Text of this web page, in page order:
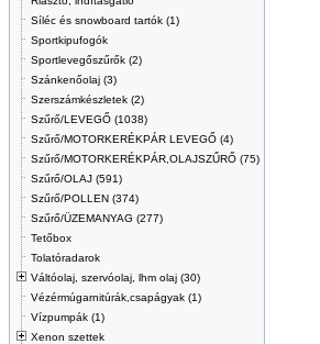
Síléc és snowboard tartók (1)
Sportkipufogók
Sportlevegőszűrők (2)
Szánkenőolaj (3)
Szerszámkészletek (2)
Szűrő/LEVEGŐ (1038)
Szűrő/MOTORKERÉKPÁR LEVEGŐ (4)
Szűrő/MOTORKERÉKPÁR,OLAJSZŰRŐ (75)
Szűrő/OLAJ (591)
Szűrő/POLLEN (374)
Szűrő/ÜZEMANYAG (277)
Tetőbox
Tolatóradarok
Váltóolaj, szervóolaj, lhm olaj (30)
Vézérmúgarnitúrák,csapágyak (1)
Vízpumpák (1)
Xenon szettek